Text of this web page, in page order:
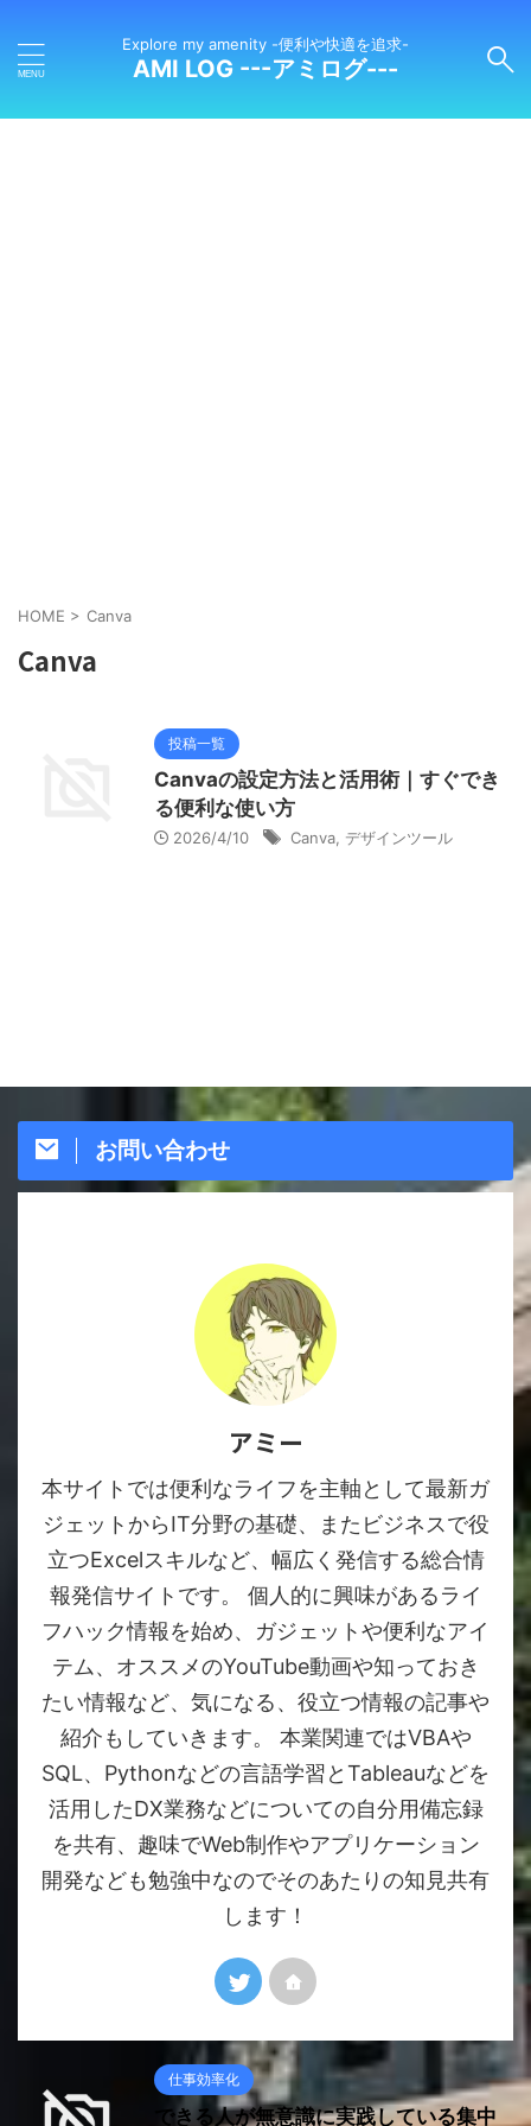
Explore my amenity -便利や快適を追求-
AMI LOG ---アミログ---
HOME > Canva
Canva
投稿一覧
Canvaの設定方法と活用術｜すぐでき
る便利な使い方
2026/4/10 Canva デザインツール
お問い合わせ
アミー
本サイトでは便利なライフを主軸として最新ガ
ジェットからIT分野の基礎、またビジネスで役
立つExcelスキルなど、幅広く発信する総合情
報発信サイトです。 個人的に興味があるライ
フハック情報を始め、ガジェットや便利なアイ
テム、オススメのYouTube動画や知っておき
たい情報など、気になる、役立つ情報の記事や
紹介もしていきます。 本業関連ではVBAや
SQL、Pythonなどの言語学習とTableauなどを
活用したDX業務などについての自分用備忘録
を共有、趣味でWeb制作やアプリケーション
開発なども勉強中なのでそのあたりの知見共有
します！
仕事効率化
できる人が無意識に実践している集中